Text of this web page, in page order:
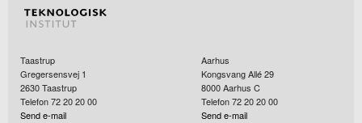
Taastrup
Gregersensvej 1
2630Taastrup
Telefon 72 20 20 00
Send e-mail
Aarhus
Kongsvang Allé 29
8000Aarhus C
Telefon 72 20 20 00
Send e-mail